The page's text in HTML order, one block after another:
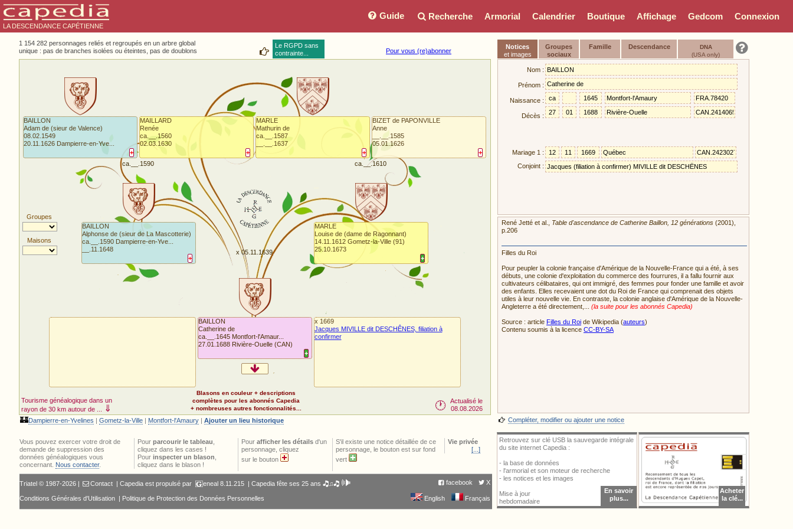
LA DESCENDANCE CAPÉTIENNE
Connexion
Gedcom
Affichage
Boutique
Calendrier
Armorial
Recherche
Guide
1 154 282 personnages reliés et regroupés en un arbre global
unique : pas de branches isolées ou éteintes, pas de doublons
Le RGPD sans
contrainte...
Pour vous (re)abonner
Groupes
Maisons
Tourisme généalogique dans un
rayon de 30 km autour de ...
⇓
+
BAILLON
Catherine de
ca.__.1645 Montfort-l'Amaur...
27.01.1688 Rivière-Ouelle (CAN)
+
BAILLON
Alphonse de (sieur de La Mascotterie)
ca.__.1590 Dampierre-en-Yve...
__.11.1648
+
MARLE
Louise de (dame de Ragonnant)
14.11.1612 Gometz-la-Ville (91)
25.10.1673
+
BAILLON
Adam de (sieur de Valence)
08.02.1549
20.11.1626 Dampierre-en-Yve...
+
MAILLARD
Renée
ca.__.1560
02.03.1630
+
MARLE
Mathurin de
ca.__.1587
__.__.1637
+
BIZET de PAPONVILLE
Anne
__.__.1585
05.01.1626
x 05.11.1639
ca.__.1590 ca.__.1610
x 1669
Jacques MIVILLE dit DESCHÊNES, filiation à
confirmer
🏰Dampierre-en-Yvelines | Gometz-la-Ville | Montfort-l'Amaury | Ajouter un lieu historique
Blasons en couleur + descriptions
complètes pour les abonnés Capedia
+ nombreuses autres fonctionnalités...
🕐
Actualisé le
08.08.2026
Vous pouvez exercer votre droit de
demande de suppression des
données généalogiques vous
concernant. Nous contacter.
Pour parcourir le tableau
cliquez dans les cases !
Pour inspecter un blason
cliquez dans le blason !
Pour afficher les détails d'un
personnage, cliquez
sur le bouton
S'il existe une notice détaillée de ce
personnage, le bouton est sur fond
vert
Vie privée
[...]
Triatel © 1987-2026 | Contact | Capedia est propulsé par eneal8.11.215 | Capedia fête ses 25 ans 🎝♫🎝 🕪 facebook X
Conditions Générales d'Utilisation | Politique de Protection des Données Personnelles English Français
Retrouvez sur clé USB la sauvegarde intégrale
du site internet Capedia :
- la base de données
- l'armorial et son moteur de recherche
- les notices et les images
Mise à jour
hebdomadaire
En savoir
plus...
Acheter
la clé...
Notices
et images
Groupes
sociaux
Famille Descendance
DNA
(USA only)
Nom :
Prénom :
Naissance :
Décès :
Mariage 1 :
Conjoint :
René Jetté et al., Table d'ascendance de Catherine Baillon, 12 générations (2001),
p.206
Filles du Roi
Pour peupler la colonie française d'Amérique de la Nouvelle-France qui a été, à ses
débuts, une colonie d'exploitation du commerce des fourrures, il a fallu fournir aux
cultivateurs célibataires, qui ont immigré, des femmes pour fonder une famille et avoir
des enfants. Elles recevaient une dot du Roi de France qui comprenait des objets
utiles à leur nouvelle vie. En contraste, la colonie anglaise d'Amérique de la Nouvelle-
Angleterre a été directement,... (la suite pour les abonnés Capedia)
Source : article Filles du Roi de Wikipedia (auteurs)
Contenu soumis à la licence CC-BY-SA
Compléter, modifier ou ajouter une notice